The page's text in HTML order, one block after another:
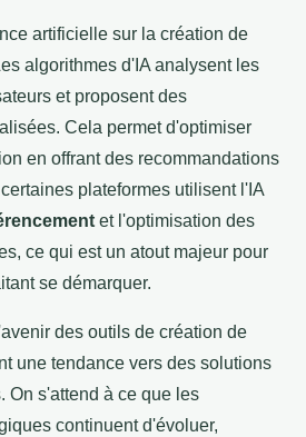
artificielle sur la création de
algorithmes d'IA analysent les
et proposent des
Cela permet d'optimiser
en offrant des recommandations
plateformes utilisent l'IA
et l'optimisation des
ce qui est un atout majeur pour
se démarquer.
des outils de création de
une tendance vers des solutions
On s'attend à ce que les
continuent d'évoluer,